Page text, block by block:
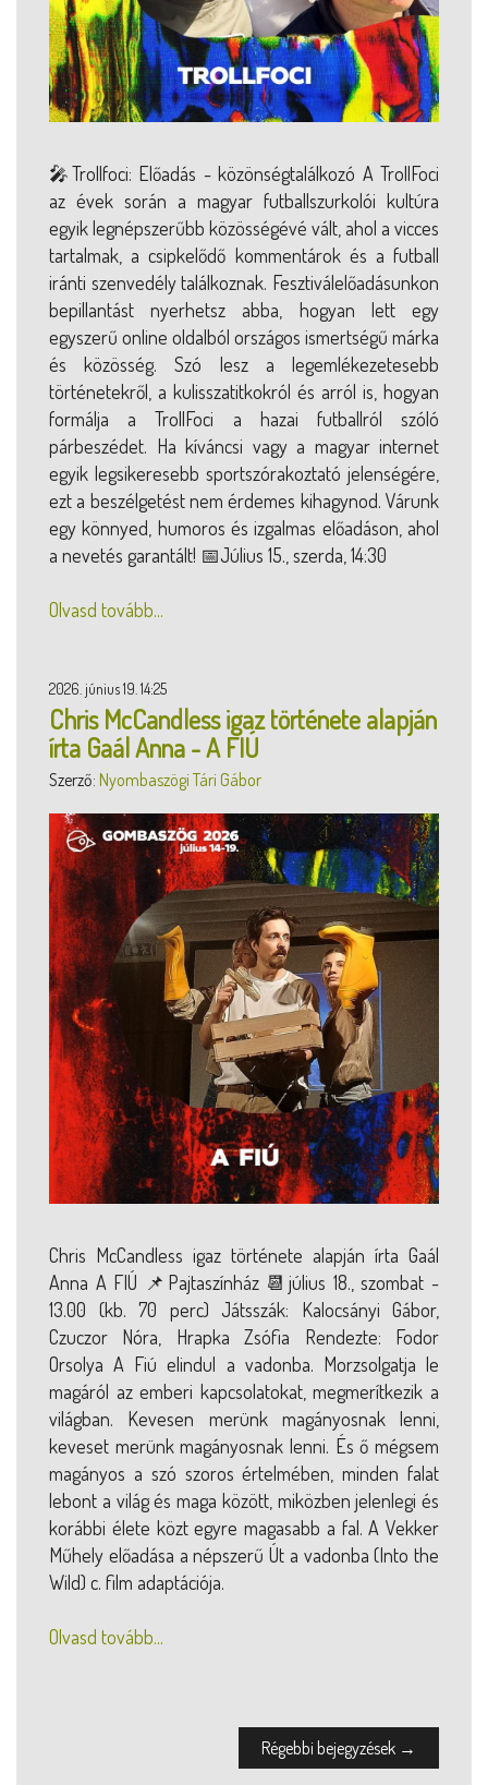
🎤Trollfoci: Előadás - közönségtalálkozó A TrollFoci
az évek során a magyar futballszurkolói kultúra
egyik legnépszerűbb közösségévé vált, ahol a vicces
tartalmak, a csipkelődő kommentárok és a futball
iránti szenvedély találkoznak. Fesztiválelőadásunkon
bepillantást nyerhetsz abba, hogyan lett egy
egyszerű online oldalból országos ismertségű márka
és közösség. Szó lesz a legemlékezetesebb
történetekről, a kulisszatitkokról és arról is, hogyan
formálja a TrollFoci a hazai futballról szóló
párbeszédet. Ha kíváncsi vagy a magyar internet
egyik legsikeresebb sportszórakoztató jelenségére,
ezt a beszélgetést nem érdemes kihagynod. Várunk
egy könnyed, humoros és izgalmas előadáson, ahol
a nevetés garantált! 📅Július 15., szerda, 14:30
Olvasd tovább...
2026. június 19. 14:25
Chris McCandless igaz története alapján
írta Gaál Anna - A FIÚ
Szerző: Nyombaszögi Tári Gábor
Chris McCandless igaz története alapján írta Gaál
Anna A FIÚ 📌Pajtaszínház 📆július 18., szombat -
13.00 (kb. 70 perc) Játsszák: Kalocsányi Gábor,
Czuczor Nóra, Hrapka Zsófia Rendezte: Fodor
Orsolya A Fiú elindul a vadonba. Morzsolgatja le
magáról az emberi kapcsolatokat, megmerítkezik a
világban. Kevesen merünk magányosnak lenni,
keveset merünk magányosnak lenni. És ő mégsem
magányos a szó szoros értelmében, minden falat
lebont a világ és maga között, miközben jelenlegi és
korábbi élete közt egyre magasabb a fal. A Vekker
Műhely előadása a népszerű Út a vadonba (Into the
Wild) c. film adaptációja.
Olvasd tovább...
Régebbi bejegyzések →